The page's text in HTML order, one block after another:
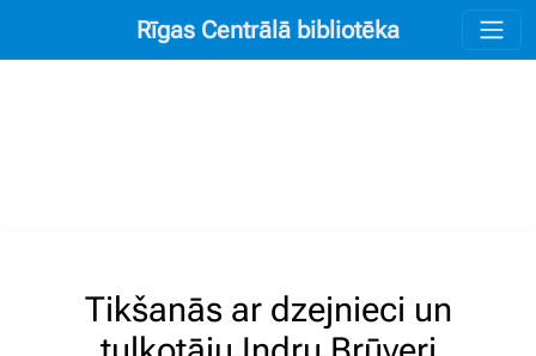
Rīgas Centrālā bibliotēka
Tikšanās ar dzejnieci un